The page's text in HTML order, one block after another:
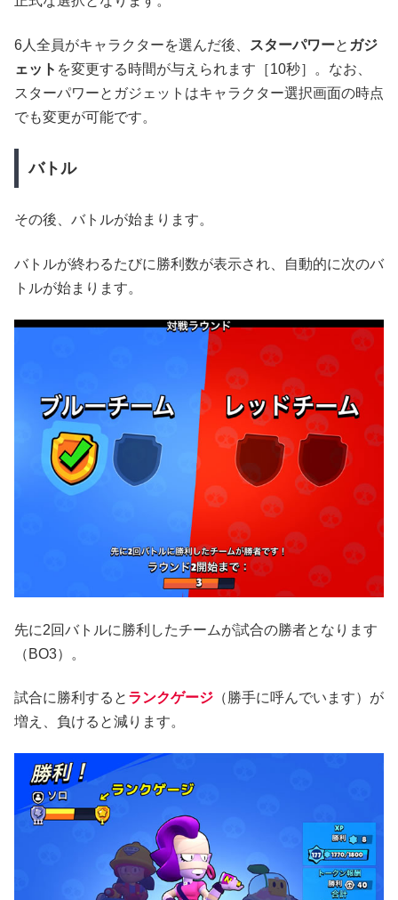
6人全員がキャラクターを選んだ後、 スターパワーと ガジ
ェット を変更する時間が与えられます［10秒］。なお、
スターパワーとガジェットはキャラクター選択画面の時点
でも変更が可能です。
バトル
その後、バトルが始まります。
バトルが終わるたびに勝利数が表示され、自動的に次のバ
トルが始まります。
先に2回バトルに勝利したチームが試合の勝者となります
（BO3）。
試合に勝利すると ランクゲージ （勝手に呼んでいます）が
増え、負けると減ります。